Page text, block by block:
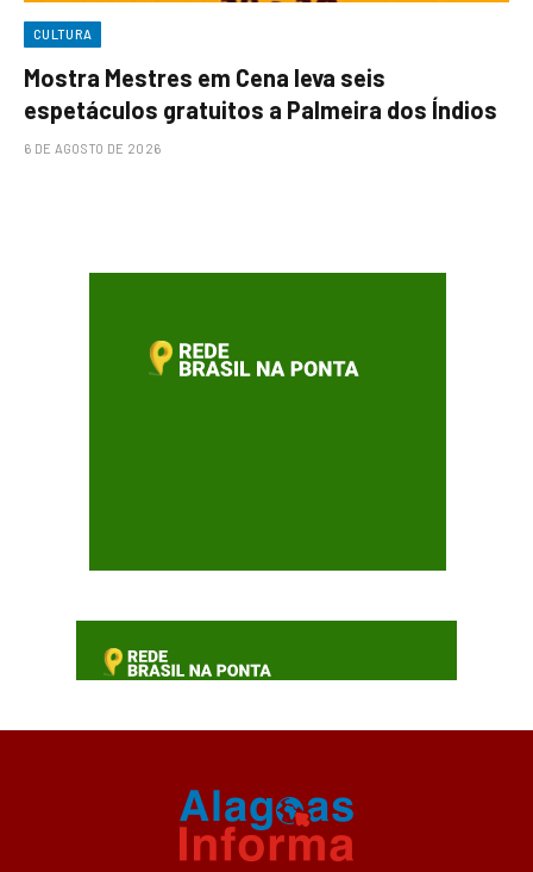
CULTURA
Mostra Mestres em Cena leva seis
espetáculos gratuitos a Palmeira dos Índios
6 DE AGOSTO DE 2026